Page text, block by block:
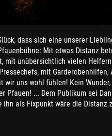
dass sich eine unserer
Mit etwas Distanz
mit unübersichtlich vielen
mit
wir uns wohl fühlen! Kein
Pfauen! ... Dem Publikum sei
ihn als Fixpunkt wäre die Distanz